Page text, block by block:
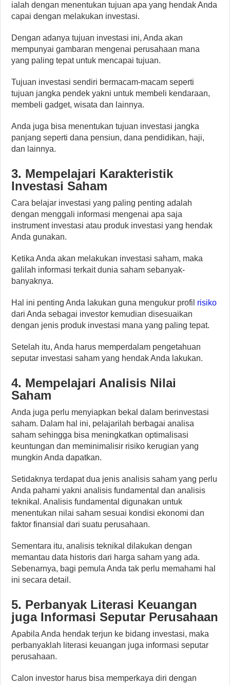
ialah dengan menentukan tujuan apa yang hendak Anda
capai dengan melakukan investasi.
Dengan adanya tujuan investasi ini, Anda akan
mempunyai gambaran mengenai perusahaan mana
yang paling tepat untuk mencapai tujuan.
Tujuan investasi sendiri bermacam-macam seperti
tujuan jangka pendek yakni untuk membeli kendaraan,
membeli gadget, wisata dan lainnya.
Anda juga bisa menentukan tujuan investasi jangka
panjang seperti dana pensiun, dana pendidikan, haji,
dan lainnya.
3. Mempelajari Karakteristik
Investasi Saham
Cara belajar investasi yang paling penting adalah
dengan menggali informasi mengenai apa saja
instrument investasi atau produk investasi yang hendak
Anda gunakan.
Ketika Anda akan melakukan investasi saham, maka
galilah informasi terkait dunia saham sebanyak-
banyaknya.
Hal ini penting Anda lakukan guna mengukur profil risiko
dari Anda sebagai investor kemudian disesuaikan
dengan jenis produk investasi mana yang paling tepat.
Setelah itu, Anda harus memperdalam pengetahuan
seputar investasi saham yang hendak Anda lakukan.
4. Mempelajari Analisis Nilai
Saham
Anda juga perlu menyiapkan bekal dalam berinvestasi
saham. Dalam hal ini, pelajarilah berbagai analisa
saham sehingga bisa meningkatkan optimalisasi
keuntungan dan meminimalisir risiko kerugian yang
mungkin Anda dapatkan.
Setidaknya terdapat dua jenis analisis saham yang perlu
Anda pahami yakni analisis fundamental dan analisis
teknikal. Analisis fundamental digunakan untuk
menentukan nilai saham sesuai kondisi ekonomi dan
faktor finansial dari suatu perusahaan.
Sementara itu, analisis teknikal dilakukan dengan
memantau data historis dari harga saham yang ada.
Sebenarnya, bagi pemula Anda tak perlu memahami hal
ini secara detail.
5. Perbanyak Literasi Keuangan
juga Informasi Seputar Perusahaan
Apabila Anda hendak terjun ke bidang investasi, maka
perbanyaklah literasi keuangan juga informasi seputar
perusahaan.
Calon investor harus bisa memperkaya diri dengan